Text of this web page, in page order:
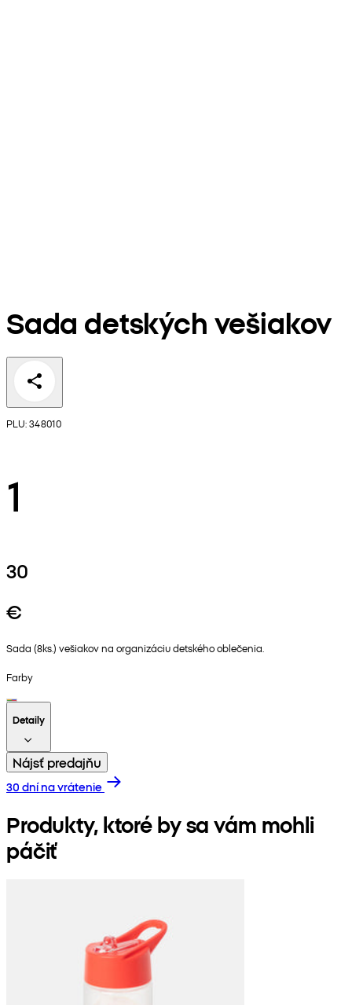
Sada detských vešiakov
PLU: 348010
1
30
€
Sada (8ks.) vešiakov na organizáciu detského oblečenia.
Farby
Detaily
Nájsť predajňu
30 dní na vrátenie
Produkty, ktoré by sa vám mohli
páčiť